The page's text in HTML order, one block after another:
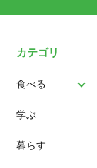
カテゴリ
食べる
パン
スイーツ
学ぶ
暮らす